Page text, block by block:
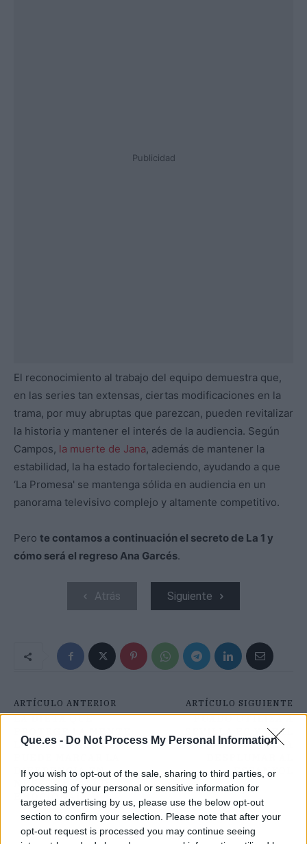
Que.es - Do Not Process My Personal Information
If you wish to opt-out of the sale, sharing to third parties, or
processing of your personal or sensitive information for
targeted advertising by us, please use the below opt-out
section to confirm your selection. Please note that after your
opt-out request is processed you may continue seeing
Publicidad
El reconocimiento al trabajo del equipo demuestra que,
en las series tan extensas, ciertas modificaciones en la
trama, por muy abruptas que parezcan, pueden revitalizar
la historia y mantener el interés de la audiencia. Según
Campos, la muerte de Jana, además de mantener la
estabilidad, la ha estado fortaleciendo, ayudando a que
‘La Promesa' se mantenga sólida en audiencia en un
panorama televisivo complejo y altamente competitivo.
Pero te contamos a continuación el secreto de La 1 y
cómo será el regreso Ana Garcés.
Atrás Siguiente
ARTÍCULO ANTERIOR
LA DIETA QUE
LO QUE COMEMOS
DIFERENCIA EN
NUESTRA SALUD
EMOCIONAL
ARTÍCULO SIGUIENTE
PUADO UTILIZA A
SEVILLA FC Y REAL
SOCIEDAD PARA
ESPANYOL